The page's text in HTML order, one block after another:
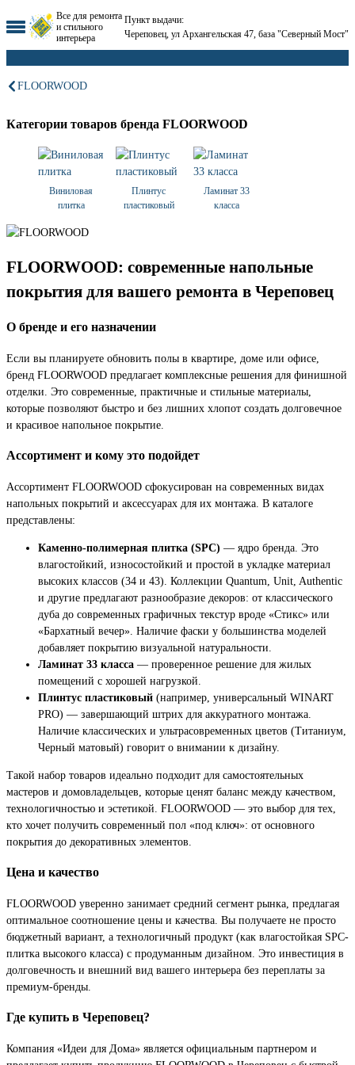
Все для ремонта
и стильного
интерьера
Пункт выдачи:
Череповец, ул Архангельская 47, база "Северный Мост"
FLOORWOOD
Категории товаров бренда FLOORWOOD
Виниловая
плитка
Плинтус
пластиковый
Ламинат 33
класса
FLOORWOOD: современные напольные
покрытия для вашего ремонта в Череповец
О бренде и его назначении
Если вы планируете обновить полы в квартире, доме или офисе,
бренд FLOORWOOD предлагает комплексные решения для финишной
отделки. Это современные, практичные и стильные материалы,
которые позволяют быстро и без лишних хлопот создать долговечное
и красивое напольное покрытие.
Ассортимент и кому это подойдет
Ассортимент FLOORWOOD сфокусирован на современных видах
напольных покрытий и аксессуарах для их монтажа. В каталоге
представлены:
Каменно-полимерная плитка (SPC) — ядро бренда. Это
влагостойкий, износостойкий и простой в укладке материал
высоких классов (34 и 43). Коллекции Quantum, Unit, Authentic
и другие предлагают разнообразие декоров: от классического
дуба до современных графичных текстур вроде «Стикс» или
«Бархатный вечер». Наличие фаски у большинства моделей
добавляет покрытию визуальной натуральности.
Ламинат 33 класса — проверенное решение для жилых
помещений с хорошей нагрузкой.
Плинтус пластиковый (например, универсальный WINART
PRO) — завершающий штрих для аккуратного монтажа.
Наличие классических и ультрасовременных цветов (Титаниум,
Черный матовый) говорит о внимании к дизайну.
Такой набор товаров идеально подходит для самостоятельных
мастеров и домовладельцев, которые ценят баланс между качеством,
технологичностью и эстетикой. FLOORWOOD — это выбор для тех,
кто хочет получить современный пол «под ключ»: от основного
покрытия до декоративных элементов.
Цена и качество
FLOORWOOD уверенно занимает средний сегмент рынка, предлагая
оптимальное соотношение цены и качества. Вы получаете не просто
бюджетный вариант, а технологичный продукт (как влагостойкая SPC-
плитка высокого класса) с продуманным дизайном. Это инвестиция в
долговечность и внешний вид вашего интерьера без переплаты за
премиум-бренды.
Где купить в Череповец?
Компания «Идеи для Дома» является официальным партнером и